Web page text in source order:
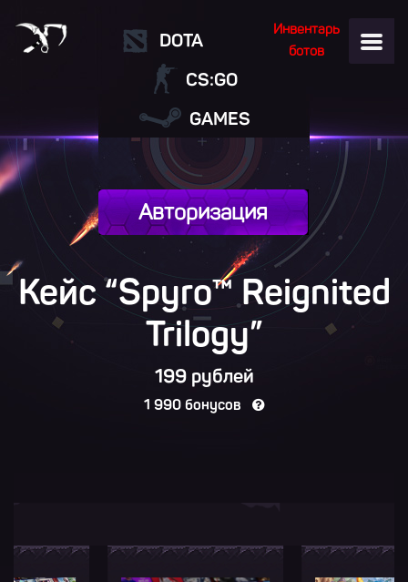
Инвентарь
ботов
DOTA
CS:GO
GAMES
Авторизация
Кейс “Spyro™ Reignited
Trilogy”
199 рублей
1 990 бонусов